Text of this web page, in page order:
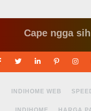
Cape ngga sih
FacebookTwitter Linkedin
INDIHOME WEB